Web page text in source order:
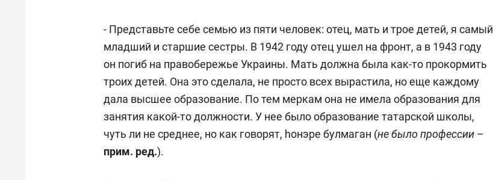
- Представьте себе семью из пяти человек: отец, мать и трое детей, я самый
младший и старшие сестры. В 1942 году отец ушел на фронт, а в 1943 году
он погиб на правобережье Украины. Мать должна была как-то прокормить
троих детей. Она это сделала, не просто всех вырастила, но еще каждому
дала высшее образование. По тем меркам она не имела образования для
занятия какой-то должности. У нее было образование татарской школы,
чуть ли не среднее, но как говорят, hoнэре булмаган (не было профессии –
прим. ред.).